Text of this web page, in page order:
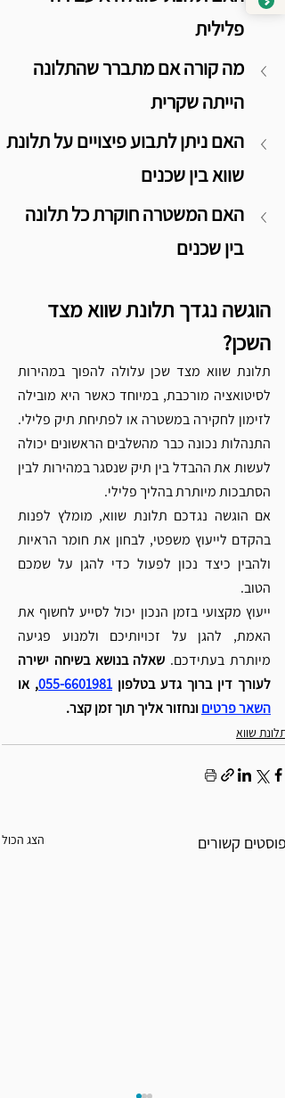
פלילית
מה קורה אם מתברר שהתלונה
הייתה שקרית
האם ניתן לתבוע פיצויים על תלונת
שווא בין שכנים
האם המשטרה חוקרת כל תלונה
בין שכנים
הוגשה נגדך תלונת שווא מצד
השכן?
הסתבכות מיותרת בהליך פלילי.
הטוב.
מיותרת בעתידכם.
לעורך דין ברוך גדע בטלפון 055-6601981, או
השאר פרטיםונחזור אליך תוך זמן קצר.
תלונת שווא
פוסטים קשורים הצג הכול